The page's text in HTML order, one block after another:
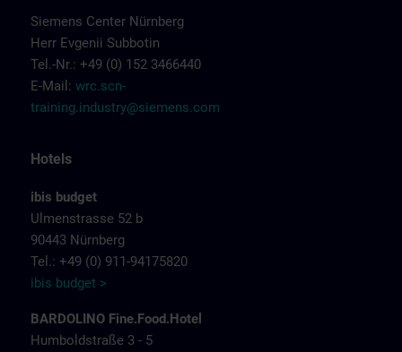
Siemens Center Nürnberg
Herr Evgenii Subbotin
Tel.-Nr.: +49 (0) 152 3466440
E-Mail: wrc.scn-
training.industry@siemens.com
Hotels
ibis budget
Ulmenstrasse 52 b
90443 Nürnberg
Tel.: +49 (0) 911-94175820
ibis budget >
BARDOLINO Fine.Food.Hotel
Humboldstraße 3 - 5